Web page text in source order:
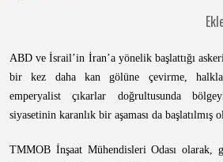
ABD ve İsrail’in İran’a yönelik başlattığı
bir kez daha kan gölüne çevirme,
emperyalist çıkarlar doğrultusunda
siyasetinin karanlık bir aşaması da başlatılmış
TMMOB İnşaat Mühendisleri Odası olarak,